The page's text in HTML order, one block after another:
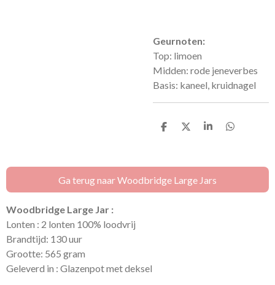
Geurnoten:
Top: limoen
Midden: rode jeneverbes
Basis: kaneel, kruidnagel
D
n
D
S
e
D
n
Ga terug naar Woodbridge Large Jars
Woodbridge Large Jar :
Lonten : 2 lonten 100% loodvrij
Brandtijd: 130 uur
Grootte: 565 gram
Geleverd in : Glazenpot met deksel